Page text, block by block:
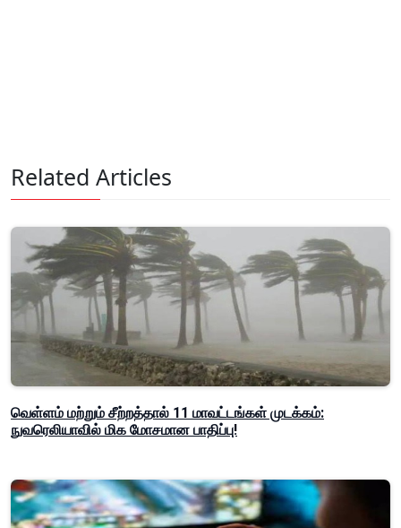
Related Articles
வெள்ளம் மற்றும் சீற்றத்தால் 11 மாவட்டங்கள் முடக்கம்:
நுவரெலியாவில் மிக மோசமான பாதிப்பு!